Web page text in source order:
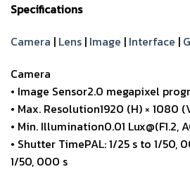
Specifications
Camera | Lens | Image | Interface |
Camera
• Image Sensor2.0 megapixel
• Max. Resolution1920 (H) × 1080
• Min. Illumination0.01 Lux@(F1.2,
• Shutter TimePAL: 1/25 s to 1/50,
1/50, 000 s